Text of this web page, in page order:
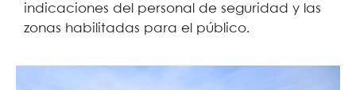
indicaciones del personal de seguridad y las
zonas habilitadas para el público.